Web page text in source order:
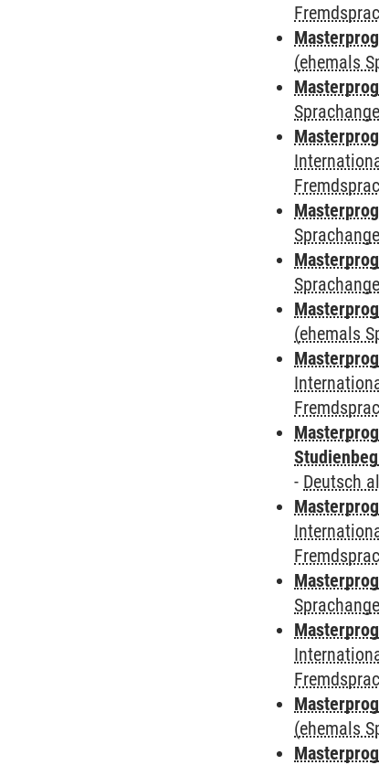
(ehemals
(ehemals
- Deutsch
(ehemals